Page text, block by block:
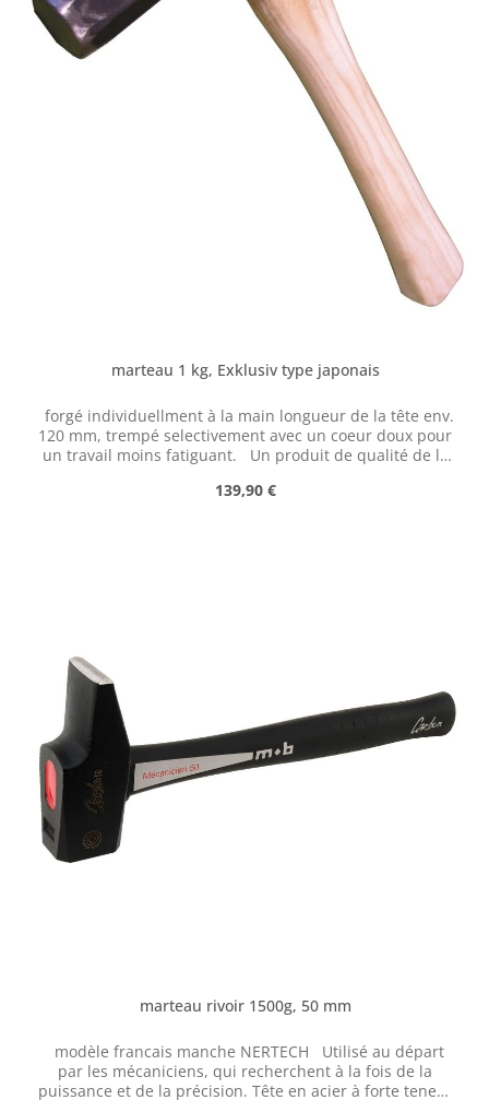
marteau 1 kg, Exklusiv type japonais
forgé individuellment à la main longueur de la tête env.
120 mm, trempé selectivement avec un coeur doux pour
un travail moins fatiguant. Un produit de qualité de la
individuellement, de forme libre sans matrice et
fer pour une prise sûre. Caractéristiques: forme
ergonomique bonne répartition du poids
individuellement, forgé à la main forgé à forme libre
acier à outils de haute qualité trempé et revenu sélectif
deux fois piste/aileron dur maison douce manche
robuste en robinier
Prix régulier :
139,90 €
marteau rivoir 1500g, 50 mm
modèle francais manche NERTECH Utilisé au départ
par les mécaniciens, qui recherchent à la fois de la
puissance et de la précision. Tête en acier à forte teneur